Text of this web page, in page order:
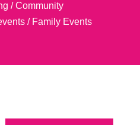
/ Community
/ Family Events